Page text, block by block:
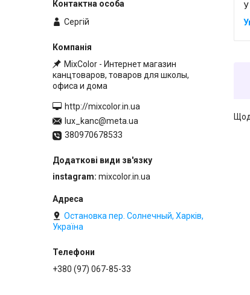
У
Сергій
MixColor - Интернет магазин
канцтоваров, товаров для школы,
офиса и дома
http://mixcolor.in.ua
lux_kanc@meta.ua
380970678533
instagram mixcolor.in.ua
Остановка пер. Солнечный, Харків,
Україна
+380 (97) 067-85-33